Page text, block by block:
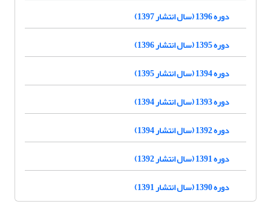
دوره 1396 (سال انتشار 1397)
دوره 1395 (سال انتشار 1396)
دوره 1394 (سال انتشار 1395)
دوره 1393 (سال انتشار 1394)
دوره 1392 (سال انتشار 1394)
دوره 1391 (سال انتشار 1392)
دوره 1390 (سال انتشار 1391)